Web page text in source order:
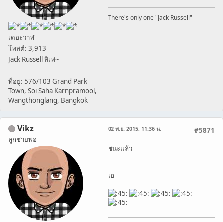
เดอะวาฬ
โพสต์: 3,913
Jack Russell สิเพ่~
ที่อยู่: 576/103 Grand Park
Town, Soi Saha Karnpramool,
Wangthonglang, Bangkok
There's only one "Jack Russell"
Vikz
ลูกชายพ่อ
#5871
02 พ.ย. 2015, 11:36 น.
ชนะแล้ว
เฮ